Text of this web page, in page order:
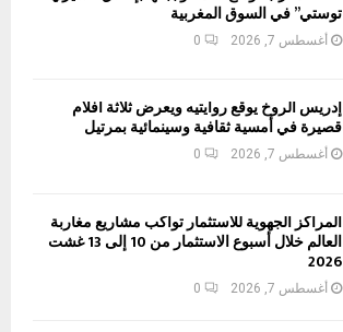
توستي” في السوق المغربية
أغسطس 7, 2026 0
إدريس الروخ يوقع روايتيه ويعرض ثلاثة أفلام
قصيرة في أمسية ثقافية وسينمائية بمرتيل
أغسطس 7, 2026 0
المراكز الجهوية للاستثمار تواكب مشاريع مغاربة
العالم خلال أسبوع الاستثمار من 10 إلى 13 غشت
2026
أغسطس 7, 2026 0